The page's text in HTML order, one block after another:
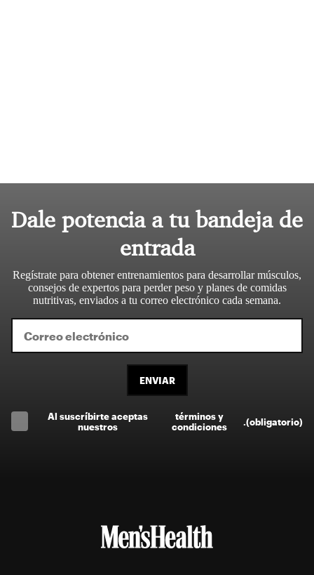
Dale potencia a tu bandeja de
entrada
Regístrate para obtener entrenamientos para desarrollar músculos,
consejos de expertos para perder peso y planes de comidas
nutritivas, enviados a tu correo electrónico cada semana.
ENVIAR
Al suscríbirte aceptas
nuestros
términos y
condiciones
(obligatorio)